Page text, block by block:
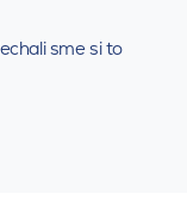
sme si to